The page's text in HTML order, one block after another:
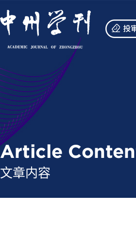
Article
文章内容